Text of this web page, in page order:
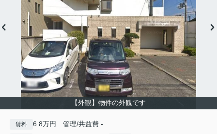
【外観】物件の外観です
賃料 6.8万円 管理/共益費 -